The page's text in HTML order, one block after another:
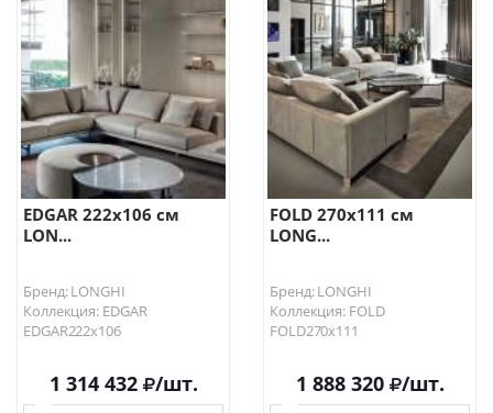
В КОРЗИНУ
EDGAR 222х106 см
LON...
Бренд: LONGHI
Коллекция: EDGAR
EDGAR222х106
1 314 432 /шт.
FOLD 270х111 см
LONG...
Бренд: LONGHI
Коллекция: FOLD
FOLD270х111
1 888 320 /шт.